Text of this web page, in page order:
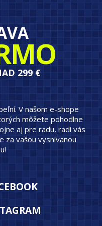
299 €
V našom e-shope
môžete pohodlne
aj pre radu, radi vás
za vašou vysnívanou